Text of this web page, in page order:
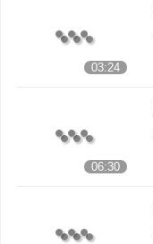
03:24
06:30